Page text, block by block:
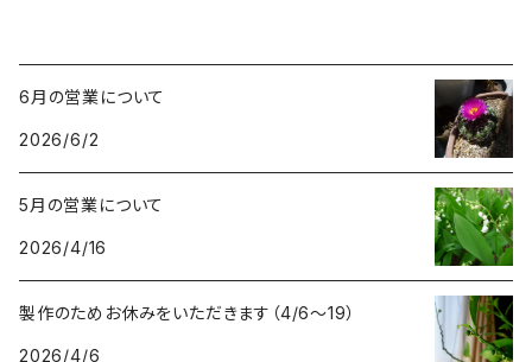
6月の営業について
2026/6/2
5月の営業について
2026/4/16
製作のためお休みをいただきます（4/6〜19）
2026/4/6